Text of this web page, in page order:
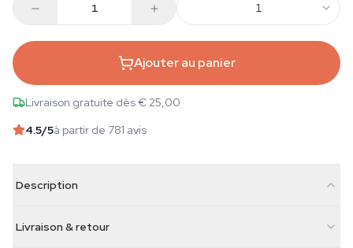
1
Ajouter au panier
Livraison gratuite dès € 25,00
4.5/5à partir de 781 avis
Description
Livraison & retour